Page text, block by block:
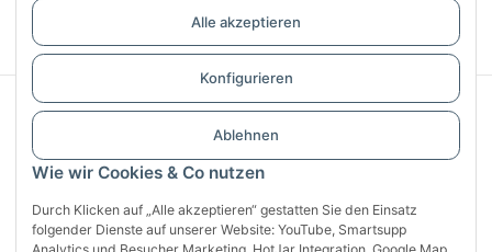
Wie wir Cookies & Co nutzen
Durch Klicken auf „Alle akzeptieren“ gestatten Sie den Einsatz
folgender Dienste auf unserer Website: YouTube, Smartsupp
Alle akzeptieren
Konfigurieren
Ablehnen
Vertrag widerrufen
Sichere Zahlung mit: